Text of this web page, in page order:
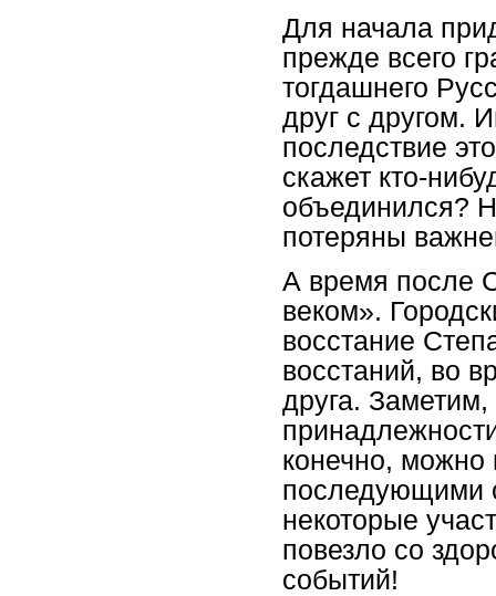
Для начала
прежде всего
тогдашнего
друг с другом.
последствие
скажет кто-
объединился?
потеряны
А время после
веком».
восстание
восстаний, во
друга. Заметим,
конечно, можно
последующими
некоторые
повезло со
событий!